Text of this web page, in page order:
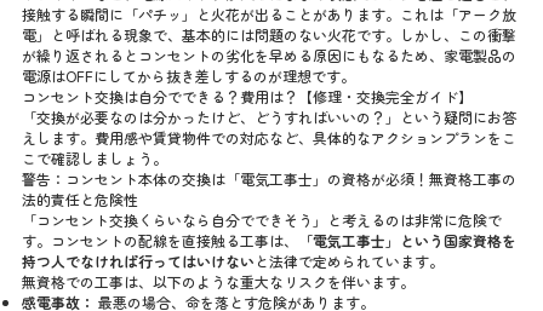
接触する瞬間に「パチッ」と火花が出ることがあります。これは「アーク放
電」と呼ばれる現象で、基本的には問題のない火花です。しかし、この衝撃
が繰り返されるとコンセントの劣化を早める原因にもなるため、家電製品の
電源はOFFにしてから抜き差しするのが理想です。
コンセント交換は自分でできる？費用は？【修理・交換完全ガイド】
「交換が必要なのは分かったけど、どうすればいいの？」という疑問にお答
えします。費用感や賃貸物件での対応など、具体的なアクションプランをこ
こで確認しましょう。
警告：コンセント本体の交換は「電気工事士」の資格が必須！無資格工事の
法的責任と危険性
「コンセント交換くらいなら自分でできそう」と考えるのは非常に危険で
す。コンセントの配線を直接触る工事は、
「電気工事士」という国家資格を
持つ人でなければ行ってはいけない と法律で定められています。
無資格での工事は、以下のような重大なリスクを伴います。
感電事故： 最悪の場合、命を落とす危険があります。